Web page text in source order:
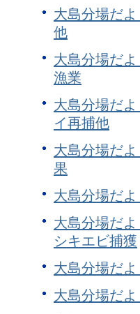
大島分場だ
他
大島分場だ
漁業
大島分場だ
イ再捕他
大島分場だ
果
大島分場だ
大島分場だ
シキエビ捕獲
大島分場だ
大島分場だ